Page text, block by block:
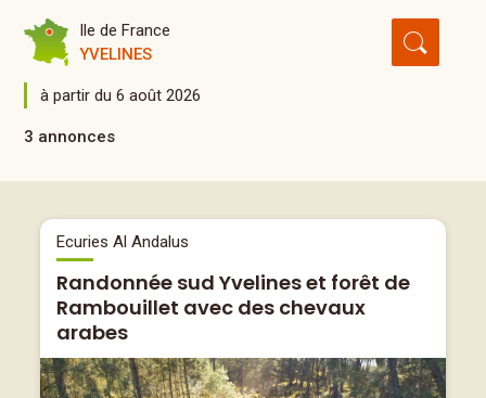
Ile de France
YVELINES
à partir du 6 août 2026
3 annonces
Ecuries Al Andalus
Randonnée sud Yvelines et forêt de
Rambouillet avec des chevaux
arabes